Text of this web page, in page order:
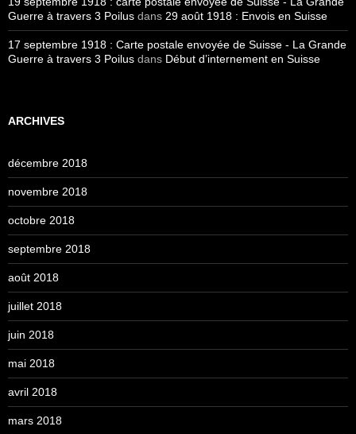
Guerre à travers 3 Poilus dans 29 août 1918 : Envois en Suisse
17 septembre 1918 : Carte postale envoyée de Suisse - La Grande
Guerre à travers 3 Poilus dans Début d’internement en Suisse
ARCHIVES
décembre 2018
novembre 2018
octobre 2018
septembre 2018
août 2018
juillet 2018
juin 2018
mai 2018
avril 2018
mars 2018